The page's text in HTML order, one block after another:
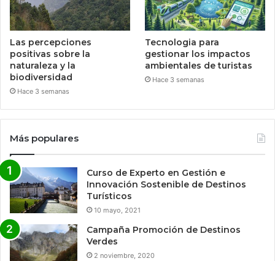
Las percepciones
positivas sobre la
naturaleza y la
biodiversidad
Hace 3 semanas
Tecnologia para
gestionar los impactos
ambientales de turistas
Hace 3 semanas
Más populares
Curso de Experto en Gestión e
Innovación Sostenible de Destinos
Turísticos
10 mayo, 2021
Campaña Promoción de Destinos
Verdes
2 noviembre, 2020